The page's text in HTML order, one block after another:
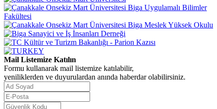
Mail Listemize Katılın
Formu kullanarak mail listemize katılabilir,
yeniliklerden ve duyurulardan anında haberdar olabilirsiniz.